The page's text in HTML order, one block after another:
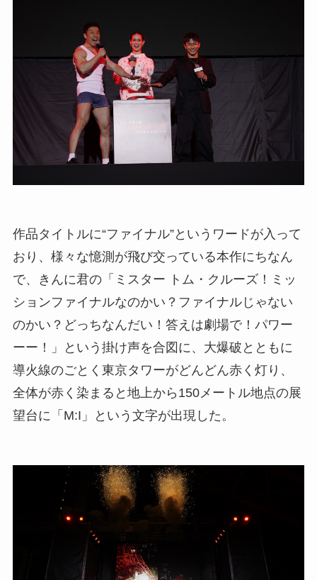
作品タイトルに“ファイナル”というワードが入って
おり、様々な憶測が飛び交っている本作にちなん
で、きんに君の「ミスター トム・クルーズ！ミッ
ションファイナルなのかい？ファイナルじゃない
のかい？どっちなんだい！答えは劇場で！パワー
ーー！」という掛け声を合図に、大爆破とともに
導火線のごとく東京タワーがどんどん赤く灯り、
全体が赤く染まると地上から150メートル地点の展
望台に「M:I」という文字が出現した。